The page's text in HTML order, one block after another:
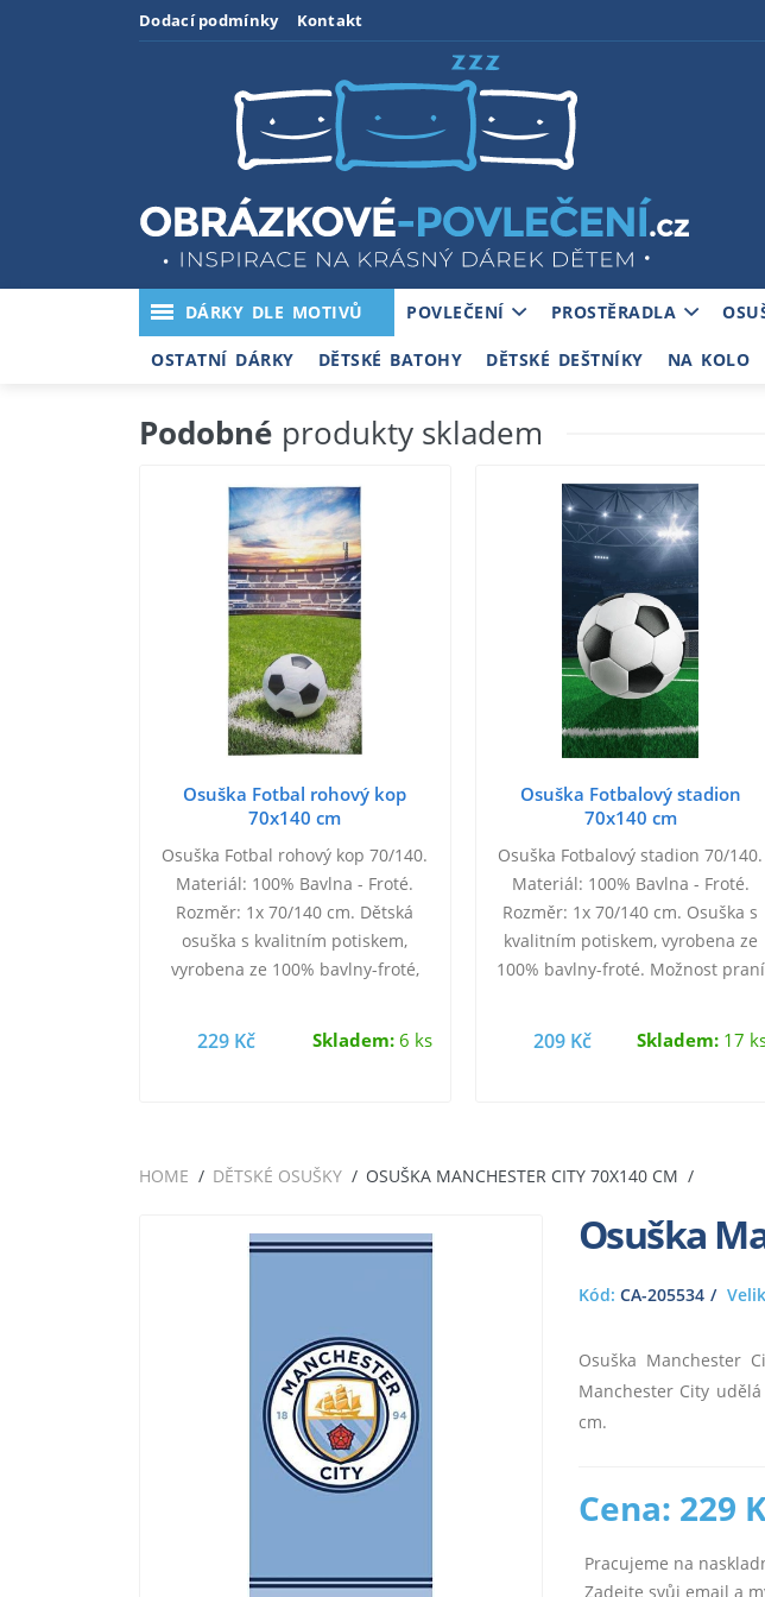
Dodací podmínky Kontakt
DÁRKY DLE MOTIVŮ POVLEČENÍ PROSTĚRADLA
OSTATNÍ DÁRKY DĚTSKÉ BATOHY DĚTSKÉ DEŠTNÍKY NA KOLO
Podobné produkty skladem
Osuška Fotbal rohový kop
70x140 cm
Osuška Fotbal rohový kop 70/140.
Materiál: 100% Bavlna - Froté.
Rozměr: 1x 70/140 cm. Dětská
osuška s kvalitním potiskem,
vyrobena ze 100% bavlny-froté,
229 Kč Skladem:6 ks
Osuška Fotbalový stadion
70x140 cm
Osuška Fotbalový stadion 70/140.
Materiál: 100% Bavlna - Froté.
Rozměr: 1x 70/140 cm. Osuška s
kvalitním potiskem, vyrobena ze
100% bavlny-froté. Možnost praní
209 Kč Skladem:17
HOME DĚTSKÉ OSUŠKY OSUŠKA MANCHESTER CITY 70X140 CM
Osuška
Kód: CA-205534
Osuška Manchester
Manchester City
cm.
Cena: 229
Pracujeme na
Zadejte svůj email a